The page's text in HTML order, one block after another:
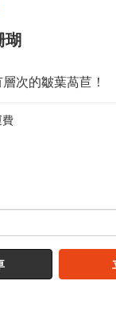
瑚
次的皺葉萵苣！